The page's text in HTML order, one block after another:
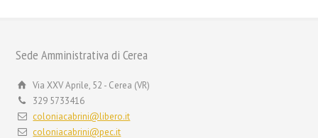
Sede Amministrativa di Cerea
Via XXV Aprile, 52 - Cerea (VR)
329 5733416
coloniacabrini@libero.it
coloniacabrini@pec.it